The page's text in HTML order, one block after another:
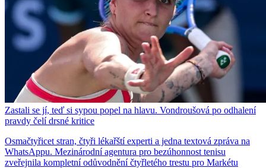
Zastali se jí, teď si sypou popel na hlavu. Vondroušová po odhalení
pravdy čelí drsné kritice
Osmačtyřicet stran, čtyři lékařští experti a jedna textová zpráva na
WhatsAppu. Mezinárodní agentura pro bezúhonnost tenisu
zveřejnila kompletní odůvodnění čtyřletého trestu pro Markétu